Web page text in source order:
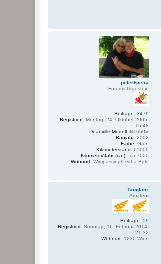
peter+petra
Forums-Urgestein
Beiträge: 3479
Registriert: Montag, 24. Oktober 2005,
15:48
Deauville Modell: NT650V
Baujahr: 2002
Farbe: Grün
Kilometerstand: 65000
Kilometer/Jahr (ca.):: ca 7000
Wohnort: Wimpassing/Leitha Bgld
Tauglanz
Amateur
Beiträge: 59
Registriert: Sonntag, 16. Februar 2014,
21:32
Wohnort: 1230 Wien